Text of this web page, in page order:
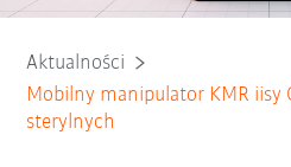
Aktualności
Mobilny manipulator KMR iisy
sterylnych